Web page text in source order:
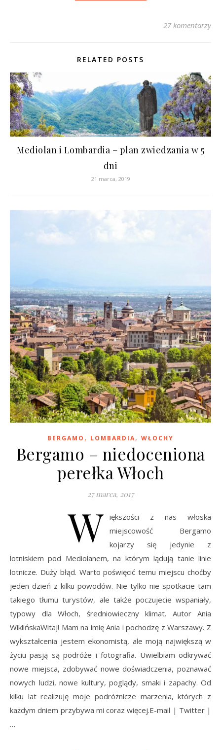
27 komentarzy
RELATED POSTS
Mediolan i Lombardia – plan zwiedzania w 5
dni
21 marca, 2019
BERGAMO , LOMBARDIA, WŁOCHY
Bergamo – niedoceniona
perełka Włoch
27 marca, 2017
W iększości z nas włoska
miejscowość Bergamo
kojarzy się jedynie z
lotniskiem pod Mediolanem, na którym lądują tanie linie
lotnicze. Duży błąd. Warto poświęcić temu miejscu choćby
jeden dzień z kilku powodów. Nie tylko nie spotkacie tam
takiego tłumu turystów, ale także poczujecie wspaniały,
typowy dla Włoch, średniowieczny klimat. Autor Ania
WiklińskaWitaj! Mam na imię Ania i pochodzę z Warszawy. Z
wykształcenia jestem ekonomistą, ale moją największą w
życiu pasją są podróże i fotografia. Uwielbiam odkrywać
nowe miejsca, zdobywać nowe doświadczenia, poznawać
nowych ludzi, nowe kultury, poglądy, smaki i zapachy. Od
kilku lat realizuję moje podróżnicze marzenia, których z
każdym dniem przybywa mi coraz więcej.E-mail | Twitter |
…